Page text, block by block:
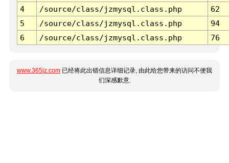
4
/source/class/jzmysql.class.php
62
5
/source/class/jzmysql.class.php
94
6
/source/class/jzmysql.class.php 76
www.365jz.com 已经将此出错信息详细记录, 由此给您带来的访问不便我
们深感歉意.